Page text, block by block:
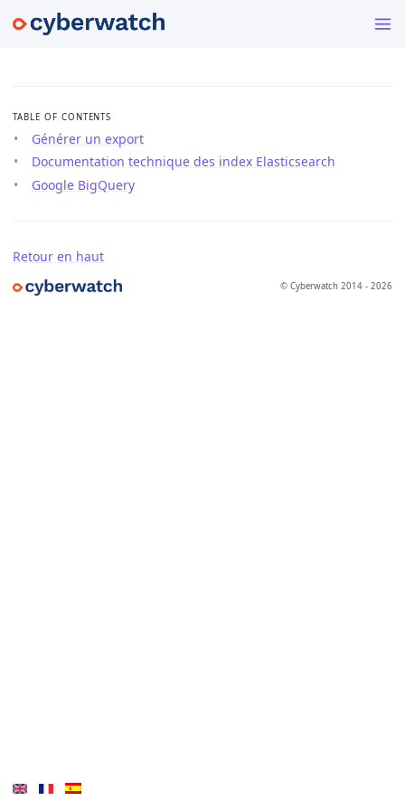
TABLE OF CONTENTS
Générer un export
Documentation technique des index Elasticsearch
Google BigQuery
Retour en haut
© Cyberwatch 2014 - 2026